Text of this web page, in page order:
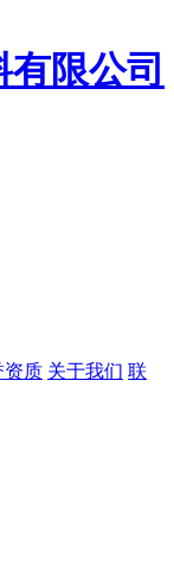
资质 关于我们 联